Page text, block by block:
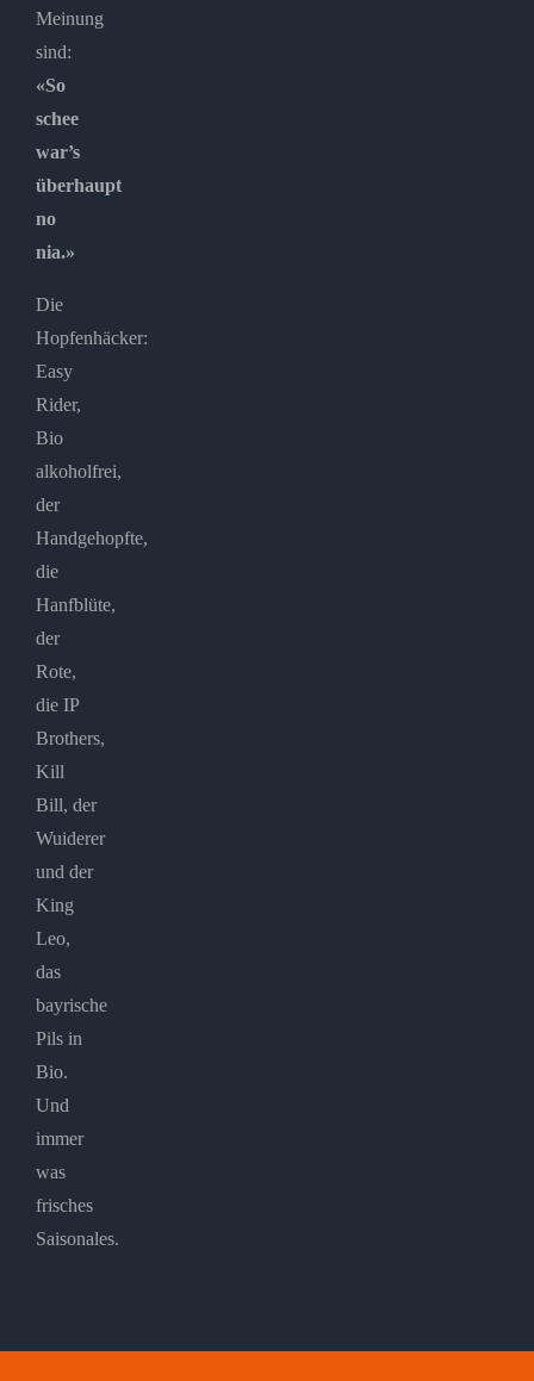
Meinung
sind:
«So
schee
war’s
überhaupt
no
nia.»
Die
Hopfenhäcker:
Easy
Rider,
Bio
alkoholfrei,
der
Handgehopfte,
die
Hanfblüte,
der
Rote,
die IP
Brothers,
Kill
Bill, der
Wuiderer
und der
King
Leo,
das
bayrische
Pils in
Bio.
Und
immer
was
frisches
Saisonales.